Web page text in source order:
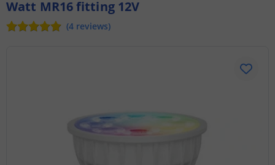
Watt MR16 fitting 12V
(4 reviews)